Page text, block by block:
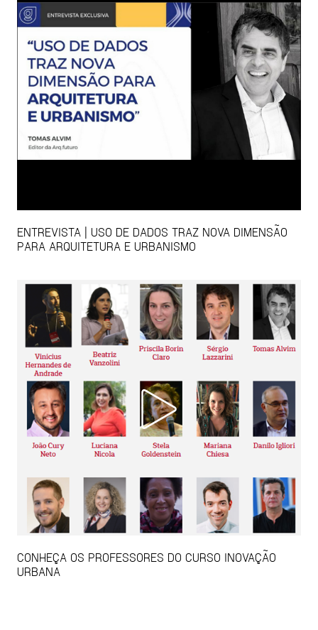
ENTREVISTA | USO DE DADOS TRAZ NOVA DIMENSÃO
PARA ARQUITETURA E URBANISMO
CONHEÇA OS PROFESSORES DO CURSO INOVAÇÃO
URBANA